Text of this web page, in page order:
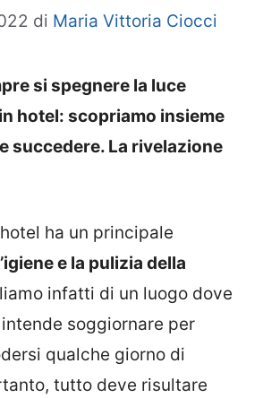
di Maria Vittoria Ciocci
si spegnere la luce
hotel: scopriamo insieme
succedere. La rivelazione
ha un principale
e la pulizia della
infatti di un luogo dove
soggiornare per
qualche giorno di
tutto deve risultare